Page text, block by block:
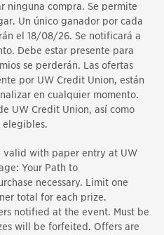
ninguna compra. Se permite
Un único ganador por cada
el 18/08/26. Se notificará a
Debe estar presente para
se perderán. Las ofertas
por UW Credit Union, están
en cualquier momento.
UW Credit Union, así como
elegibles.
valid with paper entry at UW
Your Path to
necessary. Limit one
total for each prize.
notified at the event. Must be
will be forfeited. Offers are